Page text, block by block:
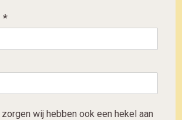
Turmeric Chai, black tea
Kurkuma Chai,
Pfeffer
*
wij hebben ook een hekel aan